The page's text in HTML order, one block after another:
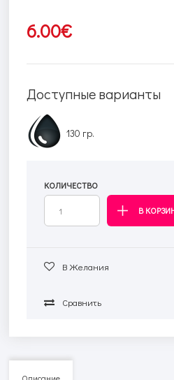
6.00€
Доступные варианты
130 гр.
КОЛИЧЕСТВО
В Желания
Сравнить
Описание